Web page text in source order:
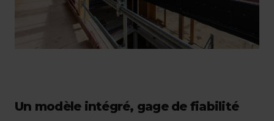
Un modèle intégré, gage de fiabilité